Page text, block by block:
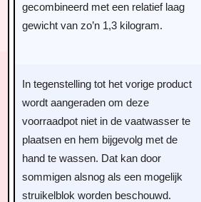
gecombineerd met een relatief laag
gewicht van zo’n 1,3 kilogram.
In tegenstelling tot het vorige product
wordt aangeraden om deze
voorraadpot niet in de vaatwasser te
plaatsen en hem bijgevolg met de
hand te wassen. Dat kan door
sommigen alsnog als een mogelijk
struikelblok worden beschouwd.